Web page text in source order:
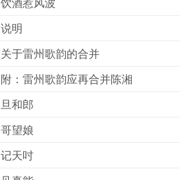
说明
关于雷州歌韵的合并
附：雷州歌韵应再合并陈湘
旦和郎
哥望娘
记天吋